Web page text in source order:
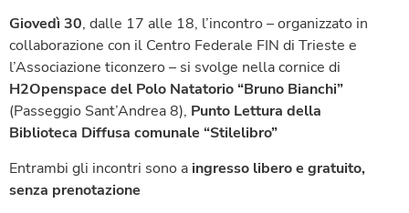
Giovedì 30, dalle 17 alle 18, l’incontro – organizzato in
collaborazione con il Centro Federale FIN di Trieste e
l’Associazione ticonzero – si svolge nella cornice di
H2Openspace del Polo Natatorio “Bruno Bianchi”
(Passeggio Sant’Andrea 8), Punto Lettura della
Biblioteca Diffusa comunale “Stilelibro”
Entrambi gli incontri sono a ingresso libero e gratuito,
senza prenotazione